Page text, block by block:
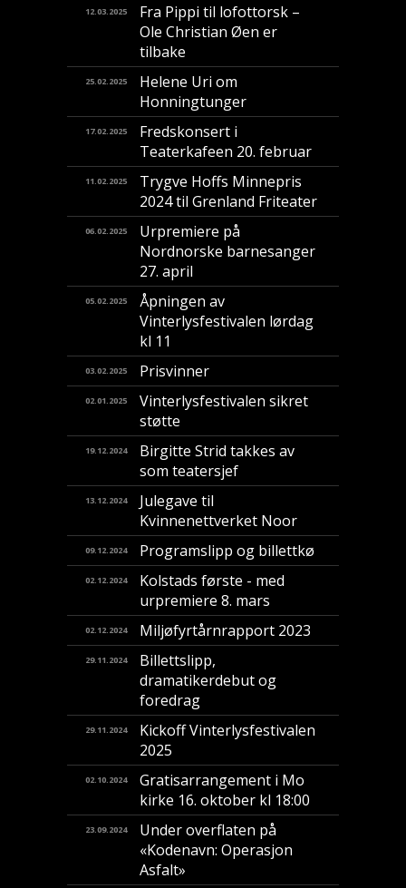
12.03.2025
Fra Pippi til lofottorsk –
Ole Christian Øen er
tilbake
25.02.2025
Helene Uri om
Honningtunger
17.02.2025
Fredskonsert i
Teaterkafeen 20. februar
11.02.2025
Trygve Hoffs Minnepris
2024 til Grenland Friteater
06.02.2025
Urpremiere på
Nordnorske barnesanger
27. april
05.02.2025
Åpningen av
Vinterlysfestivalen lørdag
kl 11
03.02.2025 Prisvinner
02.01.2025
Vinterlysfestivalen sikret
støtte
19.12.2024
Birgitte Strid takkes av
som teatersjef
13.12.2024
Julegave til
Kvinnenettverket Noor
09.12.2024 Programslipp og billettkø
02.12.2024
Kolstads første - med
urpremiere 8. mars
02.12.2024 Miljøfyrtårnrapport 2023
29.11.2024
Billettslipp,
dramatikerdebut og
foredrag
29.11.2024
Kickoff Vinterlysfestivalen
2025
02.10.2024
Gratisarrangement i Mo
kirke 16. oktober kl 18:00
23.09.2024
Under overflaten på
«Kodenavn: Operasjon
Asfalt»